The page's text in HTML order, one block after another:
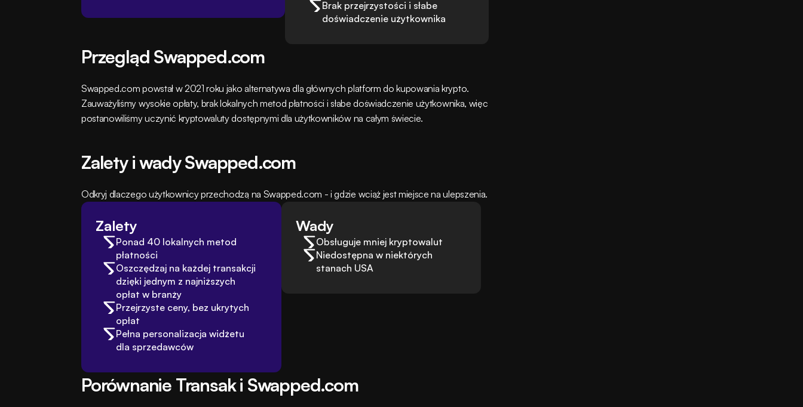
Brak przejrzystości i słabe
doświadczenie użytkownika
Przegląd Swapped.com
Swapped.com powstał w 2021 roku jako alternatywa dla głównych platform do kupowania krypto.
Zauważyliśmy wysokie opłaty, brak lokalnych metod płatności i słabe doświadczenie użytkownika, więc
postanowiliśmy uczynić kryptowaluty dostępnymi dla użytkowników na całym świecie.
Zalety i wady Swapped.com
Odkryj dlaczego użytkownicy przechodzą na Swapped.com - i gdzie wciąż jest miejsce na ulepszenia.
Zalety
Ponad 40 lokalnych metod
płatności
Oszczędzaj na każdej transakcji
dzięki jednym z najniższych
opłat w branży
Przejrzyste ceny, bez ukrytych
opłat
Pełna personalizacja widżetu
dla sprzedawców
Wady
Obsługuje mniej kryptowalut
Niedostępna w niektórych
stanach USA
Porównanie Transak i Swapped.com